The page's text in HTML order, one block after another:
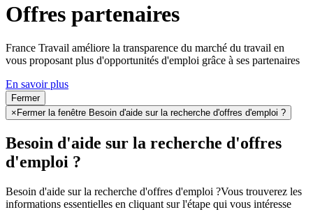
Offres partenaires
France Travail améliore la transparence du marché du travail en
vous proposant plus d'opportunités d'emploi grâce à ses partenaires
En savoir plus
Fermer
× Fermer la fenêtre Besoin d'aide sur la recherche d'offres d'emploi ?
Besoin d'aide sur la recherche d'offres
d'emploi ?
Besoin d'aide sur la recherche d'offres d'emploi ?Vous trouverez les
informations essentielles en cliquant sur l'étape qui vous intéresse